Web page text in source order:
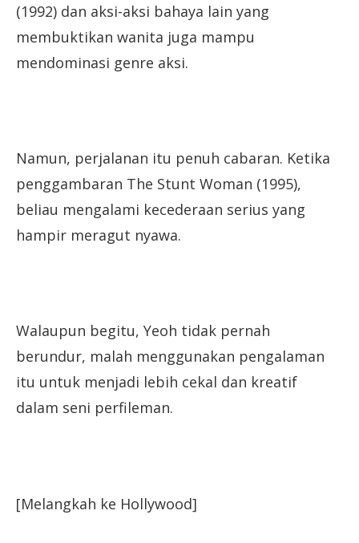
(1992) dan aksi-aksi bahaya lain yang
membuktikan wanita juga mampu
mendominasi genre aksi.
Namun, perjalanan itu penuh cabaran. Ketika
penggambaran The Stunt Woman (1995),
beliau mengalami kecederaan serius yang
hampir meragut nyawa.
Walaupun begitu, Yeoh tidak pernah
berundur, malah menggunakan pengalaman
itu untuk menjadi lebih cekal dan kreatif
dalam seni perfileman.
[Melangkah ke Hollywood]